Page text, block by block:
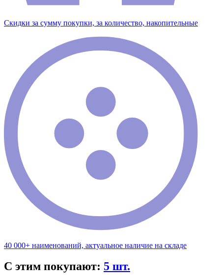
Скидки за сумму покупки, за количество, накопительные
40 000+ наименований, актуальное наличие на складе
С этим покупают: 5 шт.